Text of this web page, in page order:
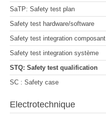
SaTP: Safety test plan
Safety test hardware/software
Safety test integration composant
Safety test integration système
STQ: Safety test qualification
SC : Safety case
Electrotechnique